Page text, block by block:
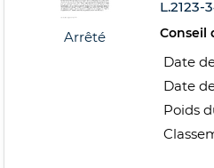
Arrêté Conseil
Date
Date
Poids